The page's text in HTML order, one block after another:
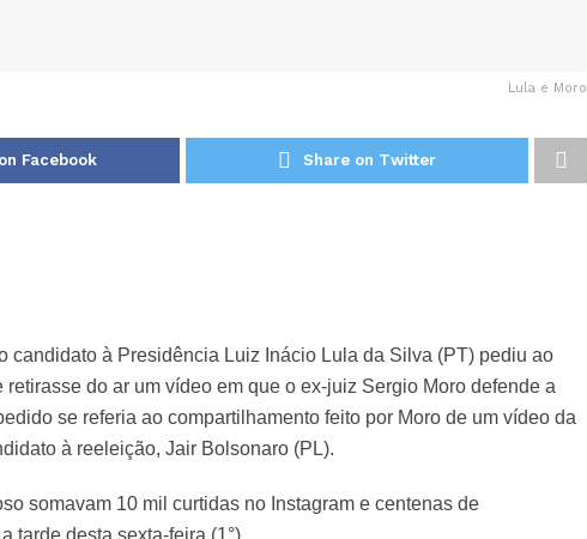
Lula e Moro
Facebook Share on Twitter
candidato à Presidência Luiz Inácio Lula da Silva (PT) pediu ao
do ar um vídeo em que o ex-juiz Sergio Moro defende a
se referia ao compartilhamento feito por Moro de um vídeo da
à reeleição, Jair Bolsonaro (PL).
somavam 10 mil curtidas no Instagram e centenas de
tarde desta sexta-feira (1°).